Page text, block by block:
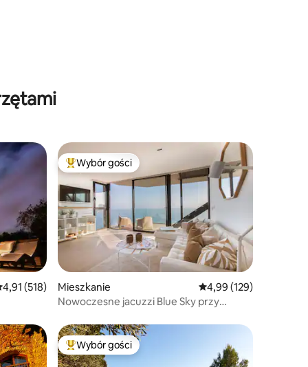
ocena: 4,91 na 5, liczba recenzji: 518
4,91 (518)
Najpopularniejsze z kategorii Wybór gości
Wybór gości
Mieszkanie Średnia ocena: 4,99
4,99 (129)
Nowoczesne jacuzzi Blue Sky przy
Najpopularniejsze z kategorii Wybór gości
Wybór gości